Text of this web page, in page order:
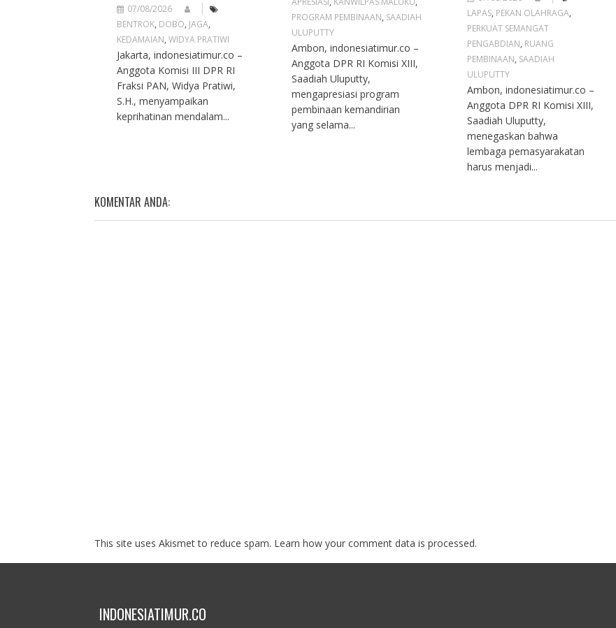
07/08/2026
BENTROK, DOBO, JAGA,
KEDAMAIAN, WIDYA PRATIWI
Jakarta, indonesiatimur.co –
Anggota Komisi III DPR RI
Fraksi PAN, Widya Pratiwi,
S.H., menyampaikan
keprihatinan mendalam...
PROGRAM PEMBINAAN, SAADIAH
ULUPUTTY
Ambon, indonesiatimur.co –
Anggota DPR RI Komisi XIII,
Saadiah Uluputty,
mengapresiasi program
pembinaan kemandirian
yang selama...
LAPAS, PEKAN OLAHRAGA,
PERKUAT SEMANGAT
PENGABDIAN, RUANG
PEMBINAAN, SAADIAH
ULUPUTTY
Ambon, indonesiatimur.co –
Anggota DPR RI Komisi XIII,
Saadiah Uluputty,
menegaskan bahwa
lembaga pemasyarakatan
harus menjadi...
KOMENTAR ANDA:
This site uses Akismet to reduce spam. Learn how your comment data is processed.
INDONESIATIMUR.CO